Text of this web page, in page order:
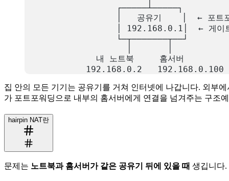
                  ┌─────┴─────┐
│   공유기    │  ← 포트
│ 192.168.0.1│  ← 게이트
                  └─┬───────┬──┘
              내 노트북     홈서버
            192.168.0.2   192.168.0.100
집 안의 모든 기기는 공유기를 거쳐 인터넷에 나갑니다. 외부
가 포트포워딩으로 내부의 홈서버에게 연결을 넘겨주는 구조
hairpin NAT란
문제는 노트북과 홈서버가 같은 공유기 뒤에 있을 때 생깁니다.